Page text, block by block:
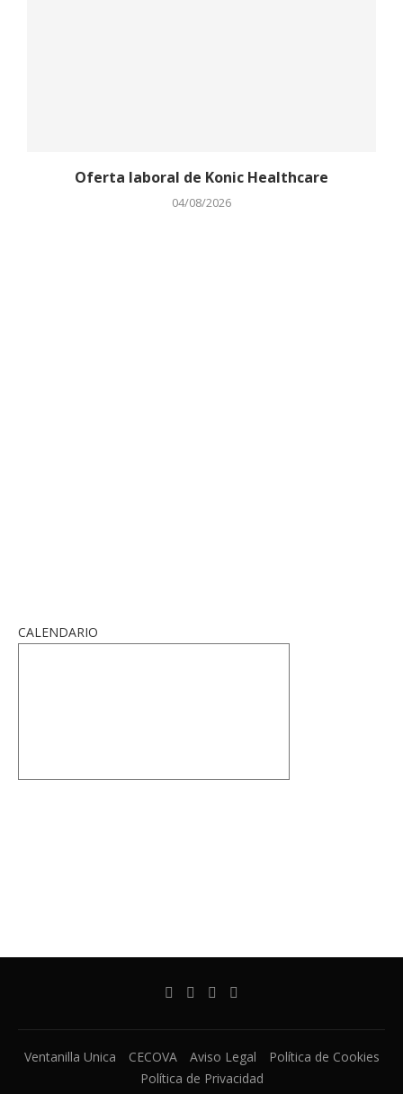
Oferta laboral de Konic Healthcare
04/08/2026
CALENDARIO
Ventanilla Unica CECOVA Aviso Legal
Política de Cookies
Política de Privacidad